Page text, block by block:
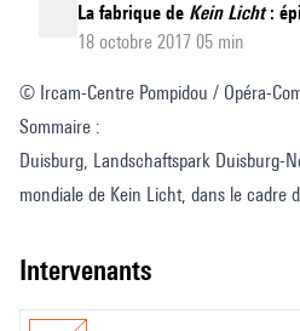
La fabrique de Kein Licht:
18 octobre 2017 05 min
© Ircam-Centre Pompidou / Opéra-
Sommaire :
Duisburg, Landschaftspark Duisburg-
mondiale de Kein Licht, dans le cadre
Les enjeux de Kein Licht : Co-
intervenants